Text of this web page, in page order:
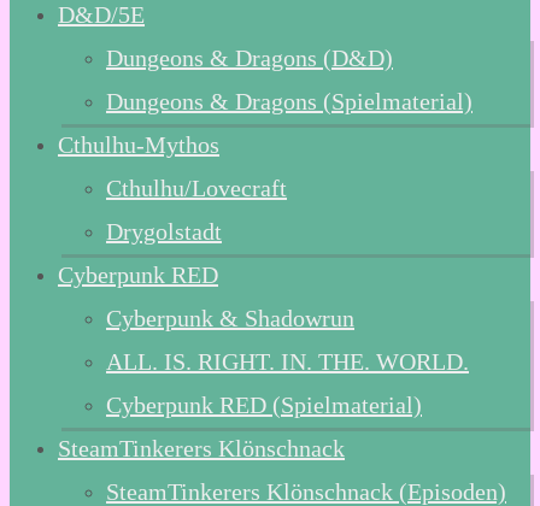
D&D/5E
Dungeons & Dragons (D&D)
Dungeons & Dragons (Spielmaterial)
Cthulhu-Mythos
Cthulhu/Lovecraft
Drygolstadt
Cyberpunk RED
Cyberpunk & Shadowrun
ALL. IS. RIGHT. IN. THE. WORLD.
Cyberpunk RED (Spielmaterial)
SteamTinkerers Klönschnack
SteamTinkerers Klönschnack (Episoden)